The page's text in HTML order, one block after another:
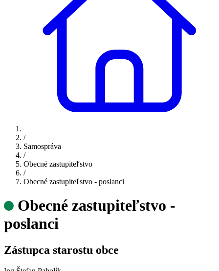
/
Samospráva
/
Obecné zastupiteľstvo
/
Obecné zastupiteľstvo - poslanci
Obecné zastupiteľstvo -
poslanci
Zástupca starostu obce